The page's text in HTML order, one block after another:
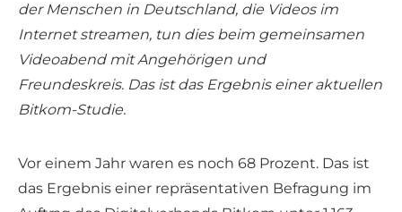
der Menschen in Deutschland, die Videos im
Internet streamen, tun dies beim gemeinsamen
Videoabend mit Angehörigen und
Freundeskreis. Das ist das Ergebnis einer aktuellen
Bitkom-Studie.
Vor einem Jahr waren es noch 68 Prozent. Das ist
das Ergebnis einer repräsentativen Befragung im